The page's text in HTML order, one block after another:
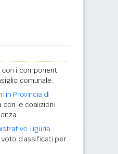
con i componenti
comunale.
in Provincia di
con le coalizioni
Liguria
voto classificati per